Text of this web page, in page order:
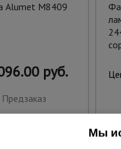
Alumet M8409
руб.
Предзаказ
Мы